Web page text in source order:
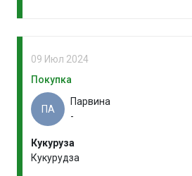
09 Июл 2024
Покупка
ПА
Парвина
-
Кукуруза
Кукурудза